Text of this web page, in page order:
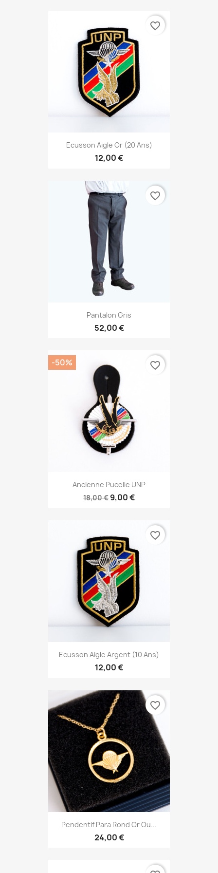
Ecusson Aigle Or (20 Ans)
12,00 €
favorite_border
Pantalon Gris
52,00 €
favorite_border
Ancienne Pucelle UNP
18,00 € 9,00 €
-50% favorite_border
Ecusson Aigle Argent (10 Ans)
12,00 €
favorite_border
Pendentif Para Rond Or Ou...
24,00 €
favorite_border